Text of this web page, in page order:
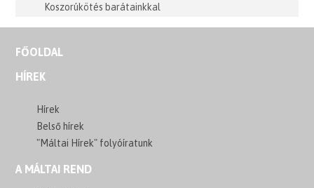
Koszorúkötés barátainkkal
FŐOLDAL
HÍREK
Hírek
Belső hírek
"Máltai Hírek" folyóíratunk
A MÁLTAI REND